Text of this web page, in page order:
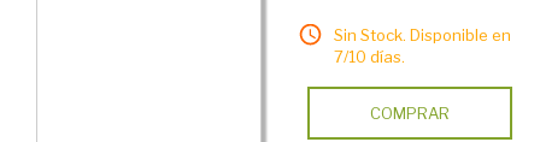
Sin Stock. Disponible en
7/10 días.
COMPRAR